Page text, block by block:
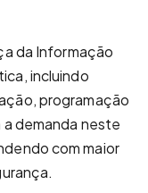
da Informação
incluindo
programação
a demanda neste
com maior